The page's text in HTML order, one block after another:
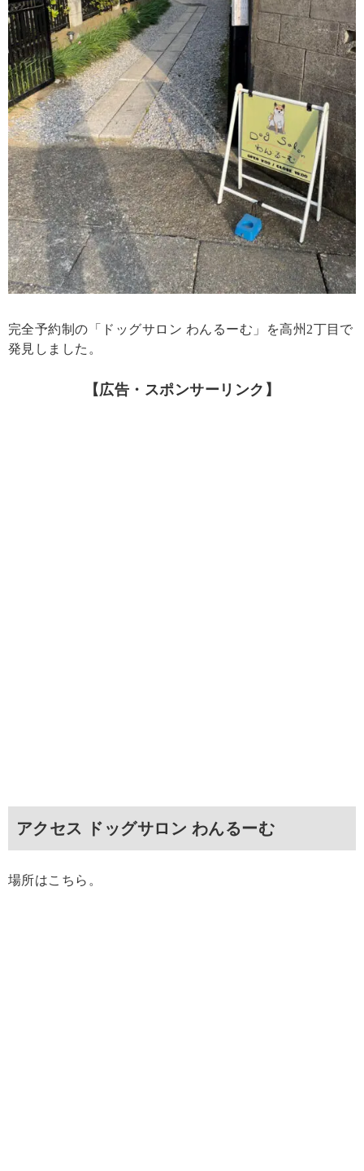
完全予約制の「ドッグサロン わんるーむ」を高州2丁目で
発見しました。
【広告・スポンサーリンク】
アクセス ドッグサロン わんるーむ
場所はこちら。